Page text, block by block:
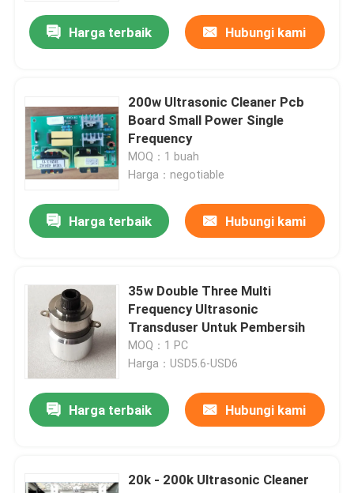
Ultrasonic Transducer pembersihan
Multi frekuensi Ultrasonic Transducer
Getaran Ultrasonic Transducer
Immersible Ultrasonic Transducer
Ultrasonik frekuensi Generator
Mesin pembersih ultrasonik
Pengganggu ultrasonik sel
Reaktor ultrasonik
Harga terbaik Hubungi kami
200w Ultrasonic Cleaner Pcb
Board Small Power Single
Frequency
MOQ：1 buah
Harga：negotiable
Harga terbaik Hubungi kami
35w Double Three Multi
Frequency Ultrasonic
Transduser Untuk Pembersih
MOQ：1 PC
Harga：USD5.6-USD6
Harga terbaik Hubungi kami
20k - 200k Ultrasonic Cleaner